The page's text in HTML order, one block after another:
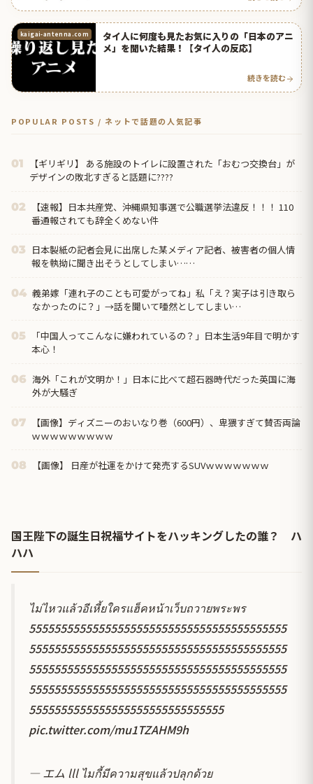
kaigai-antenna.com
タイ人に何度も見たお気に入りの「日本のアニ
メ」を聞いた結果！【タイ人の反応】
続きを読む
POPULAR POSTS / ネットで話題の人気記事
01
【ギリギリ】 ある施設のトイレに設置された「おむつ交換台」が
デザインの敗北すぎると話題に????
02
【速報】日本共産党、沖縄県知事選で公職選挙法違反！！！ 110
番通報されても辞全くめない件
03
日本製紙の記者会見に出席した某メディア記者、被害者の個人情
報を執拗に聞き出そうとしてしまい……
04 義弟嫁「連れ子のことも可愛がってね」私「え？実子は引き取ら
なかったのに？」→話を聞いて唖然としてしまい…
05
「中国人ってこんなに嫌われているの？」日本生活9年目で明かす
本心！
06 海外「これが文明か！」日本に比べて超石器時代だった英国に海
外が大騒ぎ
07
【画像】ディズニーのおいなり巻（600円）、卑猥すぎて賛否両論
ｗｗｗｗｗｗｗｗｗ
08 【画像】 日産が社運をかけて発売するSUVｗｗｗｗｗｗｗ
国王陛下の誕生日祝福サイトをハッキングしたの誰？ ハ
ハハ
ไม่ไหวแล้วอีเหี้ยใครแฮ็คหน้าเว็บถวายพระพร
55555555555555555555555555555555555555555
55555555555555555555555555555555555555555
55555555555555555555555555555555555555555
55555555555555555555555555555555555555555
5555555555555555555555555555555
pic.twitter.com/mu1TZAHM9h
— エム lll ไมกี้มีความสุขแล้วปลุกด้วย